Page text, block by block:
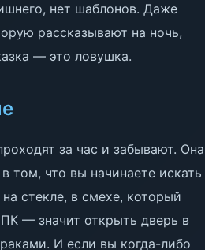
нет шаблонов. Даже
рассказывают на ночь,
— это ловушка.
за час и забывают. Она
том, что вы начинаете искать
стекле, в смехе, который
— значит открыть дверь в
И если вы когда-либо